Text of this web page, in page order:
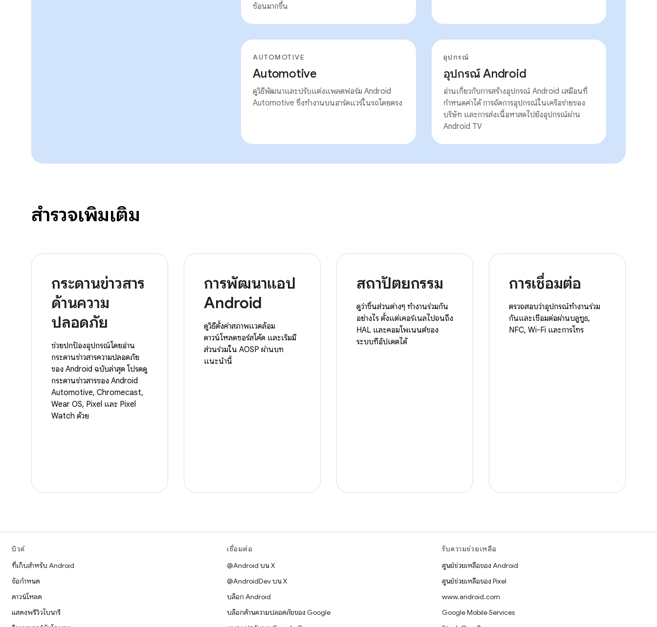
ซ้อนมากขึ้น
AUTOMOTIVE
Automotive
ดูวิธีพัฒนาและปรับแต่งแพลตฟอร์ม Android
Automotive ซึ่งทำงานบนฮาร์ดแวร์ในรถโดยตรง
อุปกรณ์
อุปกรณ์ Android
อ่านเกี่ยวกับการสร้างอุปกรณ์ Android เสมือนที่
กำหนดค่าได้ การจัดการอุปกรณ์ในเครือข่ายของ
บริษัท และการส่งเนื้อหาสดไปยังอุปกรณ์ผ่าน
Android TV
สำรวจเพิ่มเติม
กระดานข่าวสาร
ด้านความ
ปลอดภัย
ช่วยปกป้องอุปกรณ์โดยอ่าน
กระดานข่าวสารความปลอดภัย
ของ Android ฉบับล่าสุด โปรดดู
กระดานข่าวสารของ Android
Automotive, Chromecast,
Wear OS, Pixel และ Pixel
Watch ด้วย
การพัฒนาแอป
Android
ดูวิธีตั้งค่าสภาพแวดล้อม
ดาวน์โหลดซอร์สโค้ด และเริ่มมี
ส่วนร่วมใน AOSP ผ่านบท
แนะนำนี้
สถาปัตยกรรม
ดูว่าชิ้นส่วนต่างๆ ทำงานร่วมกัน
อย่างไร ตั้งแต่เคอร์เนลไปจนถึง
HAL และคอมโพเนนต์ของ
ระบบที่อัปเดตได้
การเชื่อมต่อ
ตรวจสอบว่าอุปกรณ์ทำงานร่วม
กันและเชื่อมต่อผ่านบลูทูธ,
NFC, Wi-Fi และการโทร
บิวด์
ที่เก็บสำหรับ Android
ข้อกำหนด
ดาวน์โหลด
แสดงพรีวิวไบนารี
เชื่อมต่อ
@Android บน X
@AndroidDev บน X
บล็อก Android
บล็อกด้านความปลอดภัยของ Google
รับความช่วยเหลือ
ศูนย์ช่วยเหลือของ Android
ศูนย์ช่วยเหลือของ Pixel
www.android.com
Google Mobile Services